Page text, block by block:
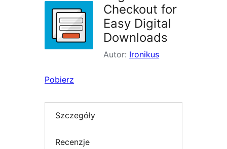
Checkout for
Easy Digital
Downloads
Autor: Ironikus
Pobierz
Szczegóły
Recenzje